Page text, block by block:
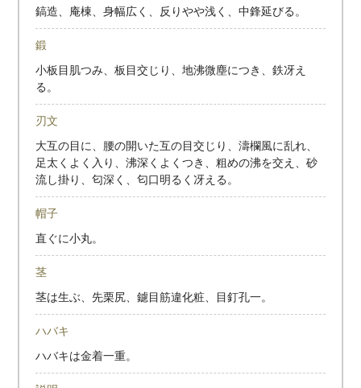
鎬造、庵棟、身幅広く、反りやや浅く、中鋒延びる。
鍛
小板目肌つみ、板目交じり、地沸微塵につき、鉄冴え
る。
刃文
大互の目に、腰の開いた互の目交じり、濤欄風に乱れ、
足太くよく入り、沸深くよくつき、粗めの沸を交え、砂
流し掛り、匂深く、匂口明るく冴える。
帽子
直ぐに小丸。
茎
茎は生ぶ、先栗尻、鑢目筋違化粧、目釘孔一。
ハバキ
ハバキは金着一重。